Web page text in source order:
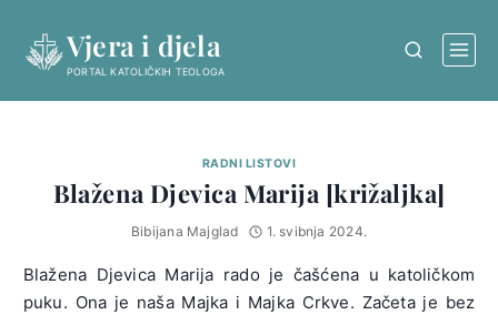
content
Vjera i djela
PORTAL KATOLIČKIH TEOLOGA
RADNI LISTOVI
Blažena Djevica Marija [križaljka]
Bibijana Majglad 1. svibnja 2024.
Blažena Djevica Marija rado je čašćena u katoličkom
puku. Ona je naša Majka i Majka Crkve. Začeta je bez